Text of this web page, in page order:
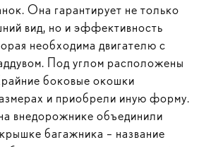
Она гарантирует не только
вид, но и эффективность
необходима двигателю с
Под углом расположены
боковые окошки
и приобрели иную форму.
внедорожнике объединили
багажника – название